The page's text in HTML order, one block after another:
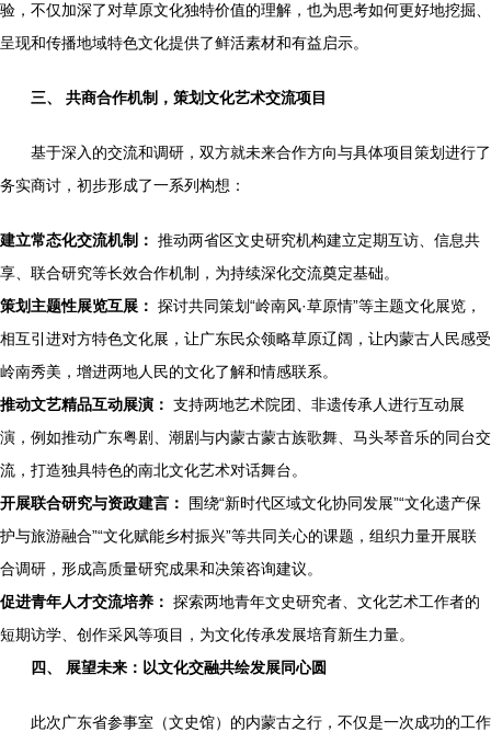
验，不仅加深了对草原文化独特价值的理解，也为思考如何更好地挖掘、
呈现和传播地域特色文化提供了鲜活素材和有益启示。
三、 共商合作机制，策划文化艺术交流项目
基于深入的交流和调研，双方就未来合作方向与具体项目策划进行了
务实商讨，初步形成了一系列构想：
建立常态化交流机制： 推动两省区文史研究机构建立定期互访、信息共
享、联合研究等长效合作机制，为持续深化交流奠定基础。
策划主题性展览互展： 探讨共同策划“岭南风·草原情”等主题文化展览，
相互引进对方特色文化展，让广东民众领略草原辽阔，让内蒙古人民感受
岭南秀美，增进两地人民的文化了解和情感联系。
推动文艺精品互动展演： 支持两地艺术院团、非遗传承人进行互动展
演，例如推动广东粤剧、潮剧与内蒙古蒙古族歌舞、马头琴音乐的同台交
流，打造独具特色的南北文化艺术对话舞台。
开展联合研究与资政建言：
围绕“新时代区域文化协同发展”“文化遗产保
护与旅游融合”“文化赋能乡村振兴”等共同关心的课题，组织力量开展联
合调研，形成高质量研究成果和决策咨询建议。
促进青年人才交流培养： 探索两地青年文史研究者、文化艺术工作者的
短期访学、创作采风等项目，为文化传承发展培育新生力量。
四、 展望未来：以文化交融共绘发展同心圆
此次广东省参事室（文史馆）的内蒙古之行，不仅是一次成功的工作